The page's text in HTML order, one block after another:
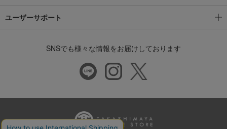
ユーザーサポート
SNSでも様々な情報をお届けしております